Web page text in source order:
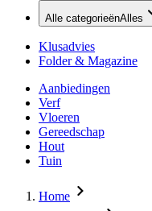
Alle categorieënAlles
Klusadvies
Folder & Magazine
Aanbiedingen
Verf
Vloeren
Gereedschap
Hout
Tuin
Home